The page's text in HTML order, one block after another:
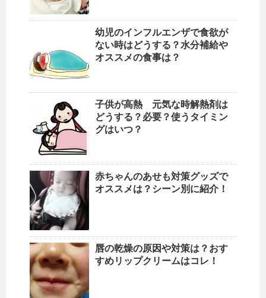
幼児のインフルエンザで食欲が
ない時はどうする？水分補給や
オススメの食事は？
子供が高熱 元気な時解熱剤は
どうする？必要？使うタイミン
グはいつ？
赤ちゃんのあせも対策グッズで
オススメは？シーン別に紹介！
唇の乾燥の原因や対策は？おす
すめリップクリームはコレ！